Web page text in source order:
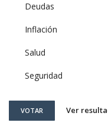
Deudas
Inflación
Salud
Seguridad
VOTAR Ver